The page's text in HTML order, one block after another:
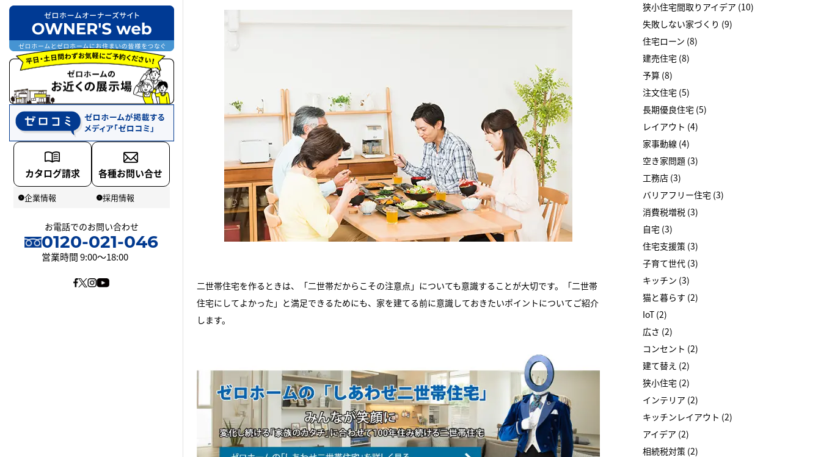
カタログ請求 各種お問い合せ
企業情報 採用情報
お電話でのお問い合わせ
0120-021-046
営業時間 9:00～18:00
二世帯住宅を作るときは、「二世帯だからこその注意点」についても意識することが大切です。「二世帯
住宅にしてよかった」と満足できるためにも、家を建てる前に意識しておきたいポイントについてご紹介
します。
狭小住宅間取りアイデア (10)
失敗しない家づくり (9)
住宅ローン (8)
建売住宅 (8)
予算 (8)
注文住宅 (5)
長期優良住宅 (5)
レイアウト (4)
家事動線 (4)
空き家問題 (3)
工務店 (3)
バリアフリー住宅 (3)
消費税増税 (3)
自宅 (3)
住宅支援策 (3)
子育て世代 (3)
キッチン (3)
猫と暮らす (2)
IoT (2)
広さ (2)
コンセント (2)
建て替え (2)
狭小住宅 (2)
インテリア (2)
キッチンレイアウト (2)
アイデア (2)
相続税対策 (2)